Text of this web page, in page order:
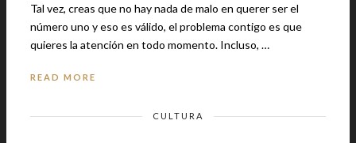
Tal vez, creas que no hay nada de malo en querer ser el
número uno y eso es válido, el problema contigo es que
quieres la atención en todo momento. Incluso, …
READ MORE
CULTURA